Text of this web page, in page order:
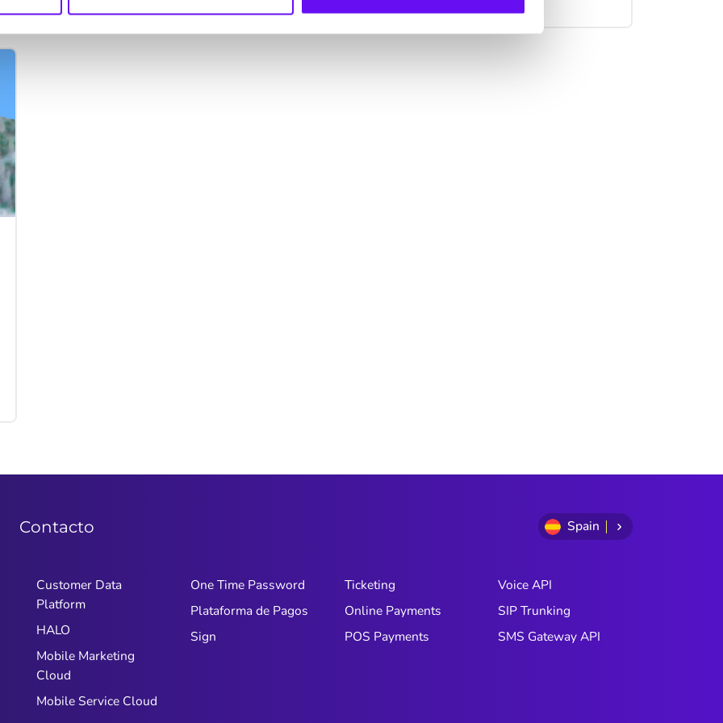
empleados como los clientes están
dispuestos a adoptarlas. ¿Cómo
mensajería se pueden usar para la
2FA?
Contacto Spain
Customer Data
Platform
HALO
Mobile Marketing
Cloud
Mobile Service Cloud
One Time Password
Plataforma de Pagos
Sign
Ticketing
Online Payments
POS Payments
Voice API
SIP Trunking
SMS Gateway API